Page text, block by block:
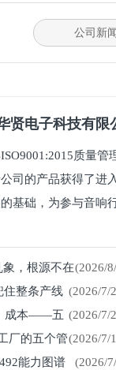
公司新闻
贤电子科技有限
质量管
司的产品获得了进
基础，为参与音响
(2026/
象，根源不在
(2026/7/
住整条产线
(2026/7/
成本——五
(2026/7/
厂的五个管
(2026/
能力图谱